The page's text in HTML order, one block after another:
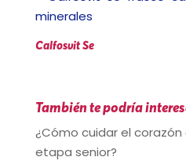
Calfosvit Se
También te podría
¿Cómo cuidar el
etapa senior?